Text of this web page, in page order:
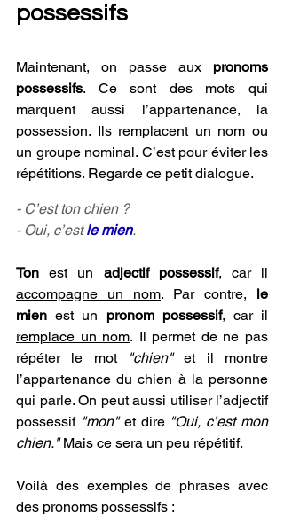
possessifs
Maintenant, on passe aux pronoms
possessifs. Ce sont des mots qui
marquent aussi l’appartenance, la
possession. Ils remplacent un nom ou
un groupe nominal. C’est pour éviter les
répétitions. Regarde ce petit dialogue.
- C’est ton chien ?
- Oui, c’est le mien.
Ton est un adjectif possessif
accompagne un nom. Par contre, le
mien est un pronom possessif
remplace un nom. Il permet de ne pas
répéter le mot
"chien" et il montre
l’appartenance du chien à la personne
qui parle. On peut aussi utiliser l’adjectif
possessif "mon" et dire "Oui, c’est mon
chien." Mais ce sera un peu répétitif.
Voilà des exemples de phrases avec
des pronoms possessifs :